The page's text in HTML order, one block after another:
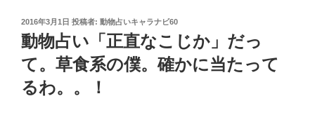
投
稿
日:
2016年3月1日 投稿者: 動物占いキャラナビ60
動物占い「正直なこじか」だっ
て。草食系の僕。確かに当たって
るわ。。！